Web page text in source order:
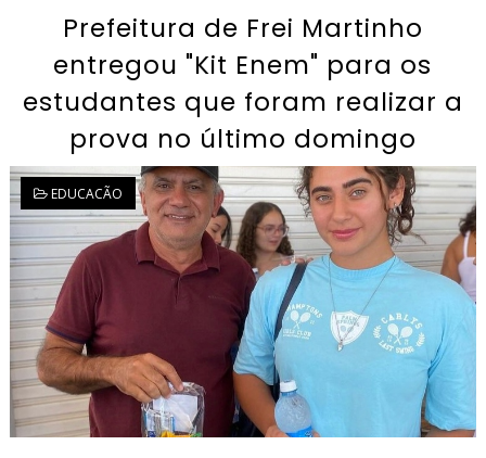
Prefeitura de Frei Martinho
entregou "Kit Enem" para os
estudantes que foram realizar a
prova no último domingo
EDUCACÃO